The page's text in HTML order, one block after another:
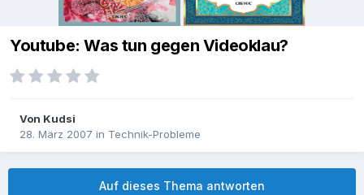
Youtube: Was tun gegen Videoklau?
Von Kudsi
28. März 2007 in Technik-Probleme
Auf dieses Thema antworten